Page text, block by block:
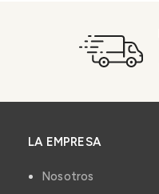
LA EMPRESA
Nosotros